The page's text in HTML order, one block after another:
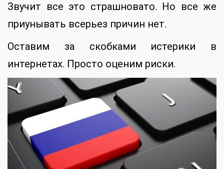
Звучит все это страшновато. Но все же
приунывать всерьез причин нет.
Оставим за скобками истерики в
интернетах. Просто оценим риски.